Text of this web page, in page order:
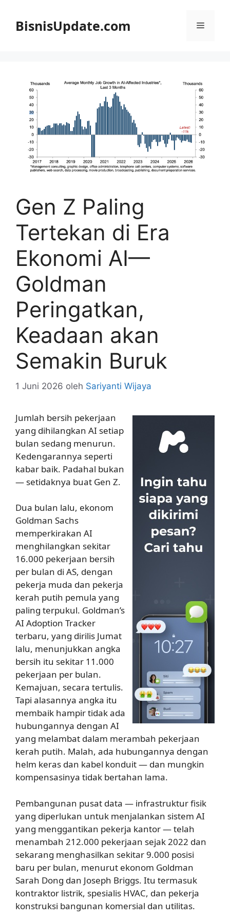
BisnisUpdate.com Menu
Gen Z Paling
Tertekan di Era
Ekonomi AI—
Goldman
Peringatkan,
Keadaan akan
Semakin Buruk
1 Juni 2026 oleh Sariyanti Wijaya
Jumlah bersih pekerjaan
yang dihilangkan AI setiap
bulan sedang menurun.
Kedengarannya seperti
kabar baik. Padahal bukan
— setidaknya buat Gen Z.
Dua bulan lalu, ekonom
Goldman Sachs
memperkirakan AI
menghilangkan sekitar
16.000 pekerjaan bersih
per bulan di AS, dengan
pekerja muda dan pekerja
kerah putih pemula yang
paling terpukul. Goldman’s
AI Adoption Tracker
terbaru, yang dirilis Jumat
lalu, menunjukkan angka
bersih itu sekitar 11.000
pekerjaan per bulan.
Kemajuan, secara tertulis.
Tapi alasannya angka itu
membaik hampir tidak ada
hubungannya dengan AI
yang melambat dalam merambah pekerjaan
kerah putih. Malah, ada hubungannya dengan
helm keras dan kabel konduit — dan mungkin
kompensasinya tidak bertahan lama.
Pembangunan pusat data — infrastruktur fisik
yang diperlukan untuk menjalankan sistem AI
yang menggantikan pekerja kantor — telah
menambah 212.000 pekerjaan sejak 2022 dan
sekarang menghasilkan sekitar 9.000 posisi
baru per bulan, menurut ekonom Goldman
Sarah Dong dan Joseph Briggs. Itu termasuk
kontraktor listrik, spesialis HVAC, dan pekerja
konstruksi bangunan komersial dan utilitas.